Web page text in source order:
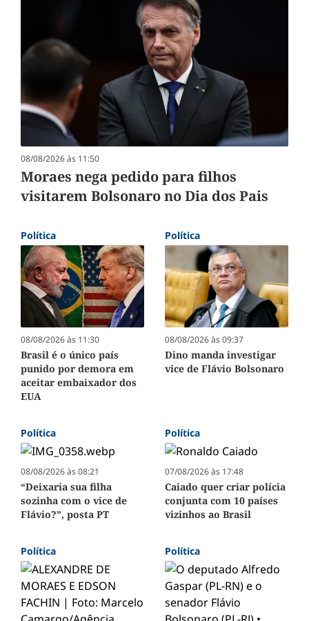
08/08/2026 às 11:50
Moraes nega pedido para filhos
visitarem Bolsonaro no Dia dos Pais
Política
08/08/2026 às 11:30
Brasil é o único país
punido por demora em
aceitar embaixador dos
EUA
Política
08/08/2026 às 09:37
Dino manda investigar
vice de Flávio Bolsonaro
Política
08/08/2026 às 08:21
“Deixaria sua filha
sozinha com o vice de
Flávio?”, posta PT
Política
07/08/2026 às 17:48
Caiado quer criar polícia
conjunta com 10 países
vizinhos ao Brasil
Política Política